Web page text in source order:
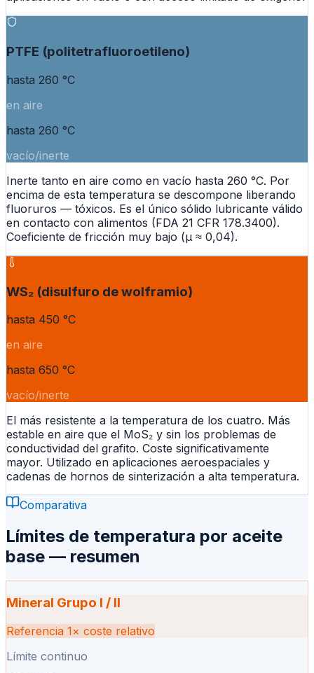
PTFE (politetrafluoroetileno)
hasta 260 °C
en aire
hasta 260 °C
vacío/inerte
Inerte tanto en aire como en vacío hasta 260 °C. Por
encima de esta temperatura se descompone liberando
fluoruros — tóxicos. Es el único sólido lubricante válido
en contacto con alimentos (FDA 21 CFR 178.3400).
Coeficiente de fricción muy bajo (µ ≈ 0,04).
WS₂ (disulfuro de wolframio)
hasta 450 °C
en aire
hasta 650 °C
vacío/inerte
El más resistente a la temperatura de los cuatro. Más
estable en aire que el MoS₂ y sin los problemas de
conductividad del grafito. Coste significativamente
mayor. Utilizado en aplicaciones aeroespaciales y
cadenas de hornos de sinterización a alta temperatura.
Comparativa
Límites de temperatura por aceite
base — resumen
Mineral Grupo I / II
Referencia 1× coste relativo
Límite continuo